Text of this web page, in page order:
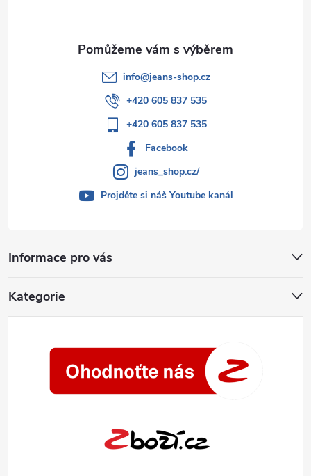
Informace pro vás
Kategorie
info@jeans-shop.cz
+420 605 837 535
+420 605 837 535
Facebook
jeans_shop.cz/
Projděte si náš Youtube kanál